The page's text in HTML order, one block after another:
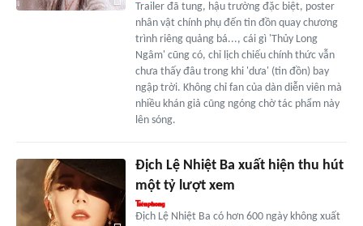
Trailer đã tung, hậu trường đặc biệt, poster
nhân vật chính phụ đến tin đồn quay chương
trình riêng quảng bá..., cái gì 'Thủy Long
Ngâm' cũng có, chỉ lịch chiếu chính thức vẫn
chưa thấy đâu trong khi 'dưa' (tin đồn) bay
ngập trời. Không chỉ fan của dàn diễn viên mà
nhiều khán giả cũng ngóng chờ tác phẩm này
lên sóng.
Địch Lệ Nhiệt Ba xuất hiện thu hút
một tỷ lượt xem
Địch Lệ Nhiệt Ba có hơn 600 ngày không xuất